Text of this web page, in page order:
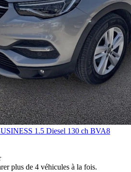
1.5 Diesel 130 ch BVA8
plus de 4 véhicules à la fois.